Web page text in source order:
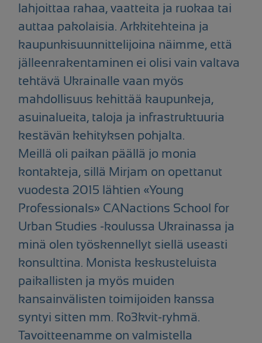
lahjoittaa rahaa, vaatteita ja ruokaa tai
auttaa pakolaisia. Arkkitehteina ja
kaupunkisuunnittelijoina näimme, että
jälleenrakentaminen ei olisi vain valtava
tehtävä Ukrainalle vaan myös
mahdollisuus kehittää kaupunkeja,
asuinalueita, taloja ja infrastruktuuria
kestävän kehityksen pohjalta.
Meillä oli paikan päällä jo monia
kontakteja, sillä Mirjam on opettanut
vuodesta 2015 lähtien «Young
Professionals» CANactions School for
Urban Studies -koulussa Ukrainassa ja
minä olen työskennellyt siellä useasti
konsulttina. Monista keskusteluista
paikallisten ja myös muiden
kansainvälisten toimijoiden kanssa
syntyi sitten mm. Ro3kvit-ryhmä.
Tavoitteenamme on valmistella